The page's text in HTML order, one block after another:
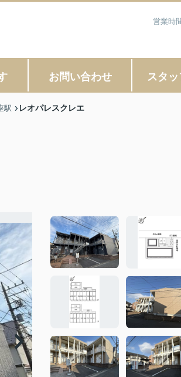
営業時
お問い合わせ スタ
駅 レオパレスクレエ